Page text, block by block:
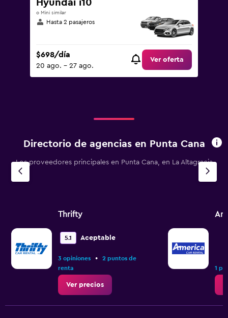
Hyundai i10
o Mini similar
Hasta 2 pasajeros
$698/día
20 ago. - 27 ago.
Ver oferta
Directorio de agencias en Punta Cana
Los proveedores principales en Punta Cana, en La Altagracia
Thrifty
5.1 Aceptable
3 opiniones •
2 puntos de
renta
Ver precios
1